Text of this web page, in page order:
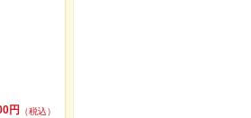
円
（税込）